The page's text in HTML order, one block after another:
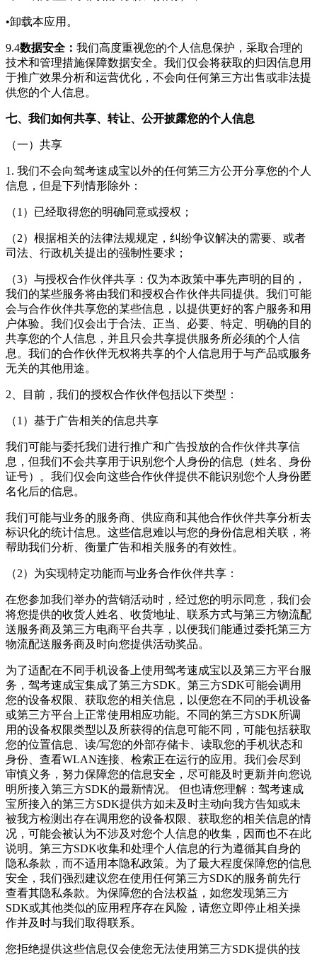
•卸载本应用。
9.4数据安全： 我们高度重视您的个人信息保护，采取合理的
技术和管理措施保障数据安全。我们仅会将获取的归因信息用
于推广效果分析和运营优化，不会向任何第三方出售或非法提
供您的个人信息。
七、我们如何共享、转让、公开披露您的个人信息
（一）共享
1. 我们不会向驾考速成宝 以外的任何第三方公开分享您的个人
信息，但是下列情形除外：
（1）已经取得您的明确同意或授权；
（2）根据相关的法律法规规定，纠纷争议解决的需要、或者
司法、行政机关提出的强制性要求；
（3）与授权合作伙伴共享：仅为本政策中事先声明的目的，
我们的某些服务将由我们和授权合作伙伴共同提供。我们可能
会与合作伙伴共享您的某些信息，以提供更好的客户服务和用
户体验。我们仅会出于合法、正当、必要、特定、明确的目的
共享您的个人信息，并且只会共享提供服务所必须的个人信
息。我们的合作伙伴无权将共享的个人信息用于与产品或服务
无关的其他用途。
2、目前，我们的授权合作伙伴包括以下类型：
（1）基于广告相关的信息共享
我们可能与委托我们进行推广和广告投放的合作伙伴共享信
息，但我们不会共享用于识别您个人身份的信息（姓名、身份
证号）。我们仅会向这些合作伙伴提供不能识别您个人身份匿
名化后的信息。
我们可能与业务的服务商、供应商和其他合作伙伴共享分析去
标识化的统计信息。这些信息难以与您的身份信息相关联，将
帮助我们分析、衡量广告和相关服务的有效性。
（2）为实现特定功能而与业务合作伙伴共享：
在您参加我们举办的营销活动时，经过您的明示同意，我们会
将您提供的收货人姓名、收货地址、联系方式与第三方物流配
送服务商及第三方电商平台共享，以便我们能通过委托第三方
物流配送服务商及时向您提供活动奖品。
为了适配在不同手机设备上使用驾考速成宝 以及第三方平台服
务， 驾考速成宝集成了第三方SDK。第三方SDK可能会调用
您的设备权限、获取您的相关信息，以便您在不同的手机设备
或第三方平台上正常使用相应功能。不同的第三方SDK所调
用的设备权限类型以及所获得的信息可能不同，可能包括获取
您的位置信息、读/写您的外部存储卡、读取您的手机状态和
身份、查看WLAN连接、检索正在运行的应用。我们会尽到
审慎义务，努力保障您的信息安全，尽可能及时更新并向您说
明所接入第三方SDK的最新情况。 但也请您理解： 驾考速成
宝所接入的第三方SDK提供方如未及时主动向我方告知或未
被我方检测出存在调用您的设备权限、获取您的相关信息的情
况，可能会被认为不涉及对您个人信息的收集，因而也不在此
说明。第三方SDK收集和处理个人信息的行为遵循其自身的
隐私条款，而不适用本隐私政策。为了最大程度保障您的信息
安全，我们强烈建议您在使用任何第三方SDK的服务前先行
查看其隐私条款。为保障您的合法权益，如您发现第三方
SDK或其他类似的应用程序存在风险，请您立即停止相关操
作并及时与我们取得联系。
您拒绝提供这些信息仅会使您无法使用第三方SDK提供的技